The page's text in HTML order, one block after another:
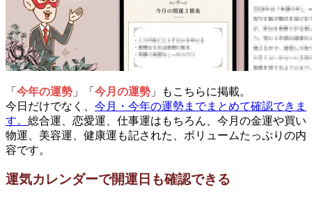
「 今年の運勢 」「 今月の運勢 」もこちらに掲載。
今日だけでなく、 今月・今年の運勢までまとめて確認できま
す。 総合運、恋愛運、仕事運はもちろん、今月の金運や買い
物運、美容運、健康運も記された、ボリュームたっぷりの内
容です。
運気カレンダーで開運日も確認できる